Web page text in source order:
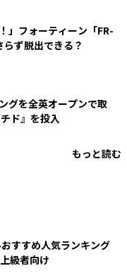
」フォーティーン「FR-
ず脱出できる？
グを全英オープンで取
ド』を投入
もっと読む
すすめ人気ランキング
級者向け